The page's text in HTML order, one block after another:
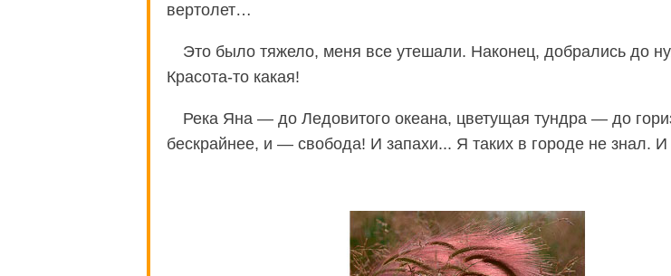
вертолет…
Это было тяжело, меня все утешали. Наконец, добрались до
Красота-то какая!
Река Яна — до Ледовитого океана, цветущая тундра — до
бескрайнее, и — свобода! И запахи... Я таких в городе не знал. И